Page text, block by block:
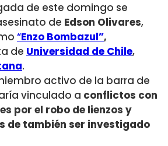
de este domingo se
de Edson Olivares,
“Enzo Bombazul”,
de Universidad de Chile,
.
activo de la barra de
vinculado a conflictos con
por el robo de lienzos y
de también ser investigado